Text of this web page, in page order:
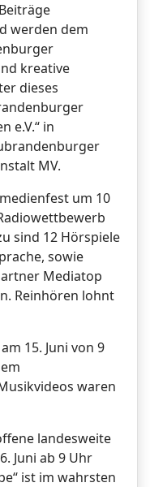
werden dem
kreative
dieses
e.V.“ in
MV.
um 10
sind 12 Hörspiele
sowie
Mediatop
Reinhören lohnt
15. Juni von 9
waren
landesweite
Juni ab 9 Uhr
ist im wahrsten